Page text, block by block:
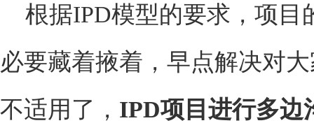
根据IPD模型的要求，项
必要藏着掖着，早点解决对
不适用了， IPD项目进行多边